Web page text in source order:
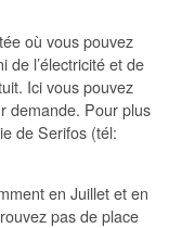
où vous pouvez
de l’électricité et de
Ici vous pouvez
demande. Pour plus
de Serifos (tél:
en Juillet et en
pas de place